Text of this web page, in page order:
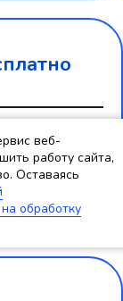
Знаниями
базу, с которой
веб-
работу сайта,
Оставаясь
обработку